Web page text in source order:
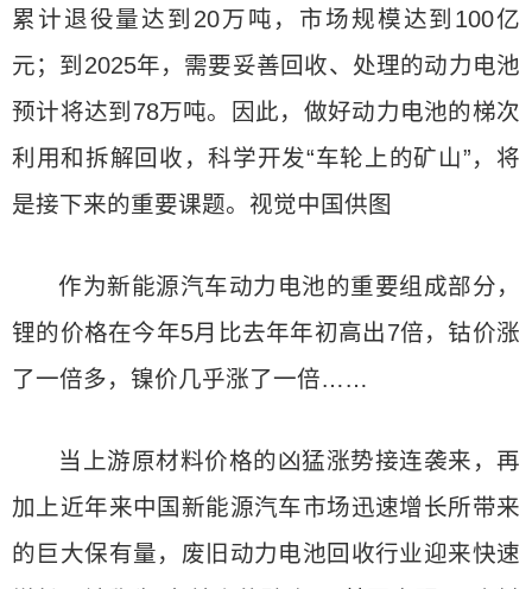
累计退役量达到20万吨，市场规模达到100亿
元；到2025年，需要妥善回收、处理的动力电池
预计将达到78万吨。因此，做好动力电池的梯次
利用和拆解回收，科学开发“车轮上的矿山”，将
是接下来的重要课题。视觉中国供图
作为新能源汽车动力电池的重要组成部分，
锂的价格在今年5月比去年年初高出7倍，钴价涨
了一倍多，镍价几乎涨了一倍……
当上游原材料价格的凶猛涨势接连袭来，再
加上近年来中国新能源汽车市场迅速增长所带来
的巨大保有量，废旧动力电池回收行业迎来快速